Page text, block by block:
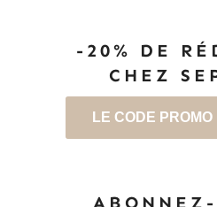
-20% DE
CHEZ
LE CODE PROMO